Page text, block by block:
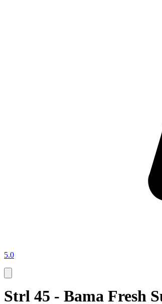
5.0
Strl 45 - Bama Fresh